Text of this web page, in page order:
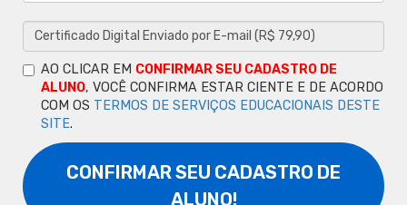
AO CLICAR EM CONFIRMAR SEU CADASTRO DE
ALUNO, VOCÊ CONFIRMA ESTAR CIENTE E DE ACORDO
COM OS TERMOS DE SERVIÇOS EDUCACIONAIS DESTE
SITE.
CONFIRMAR SEU CADASTRO DE
ALUNO!